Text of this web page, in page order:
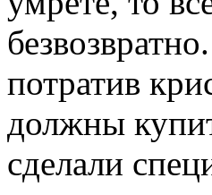
потратив
должны
сделали